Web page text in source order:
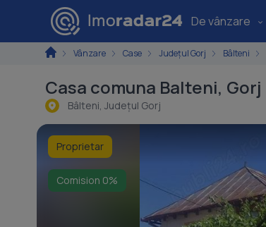
De vânzare
Vânzare Case Județul Gorj Bâlteni
Casa comuna Balteni, Gorj
Bâlteni, Judeţul Gorj
Proprietar
Comision 0%